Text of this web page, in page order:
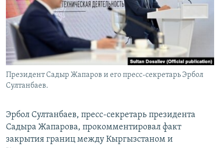
Президент Садыр Жапаров и его пресс-секретарь Эрбол
Султанбаев.
Эрбол Султанбаев, пресс-секретарь президента
Садыра Жапарова, прокомментировал факт
закрытия границ между Кыргызстаном и